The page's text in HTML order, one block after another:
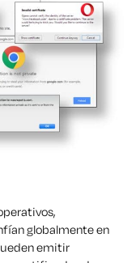
globalmente en
emitir